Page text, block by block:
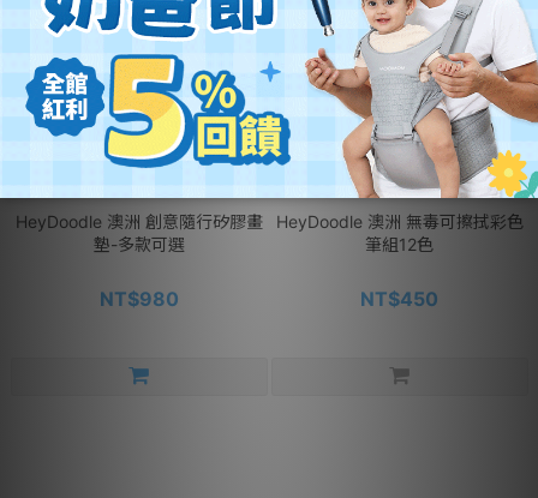
HeyDoodle 澳洲 創意隨行矽膠畫
墊-多款可選
NT$980
售完
HeyDoodle 澳洲 無毒可擦拭彩色
筆組12色
NT$450